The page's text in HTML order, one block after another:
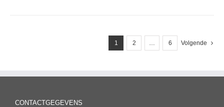
1 2 … 6 Volgende
CONTACTGEGEVENS